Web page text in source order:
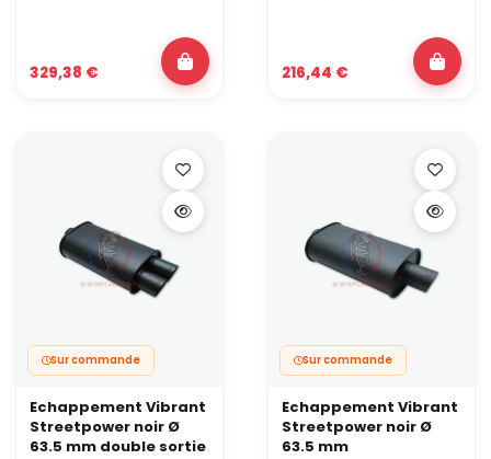
329,38 € 216,44 €
Sur commande
Echappement Vibrant
Streetpower noir Ø
63.5 mm double sortie
Sur commande
Echappement Vibrant
Streetpower noir Ø
63.5 mm